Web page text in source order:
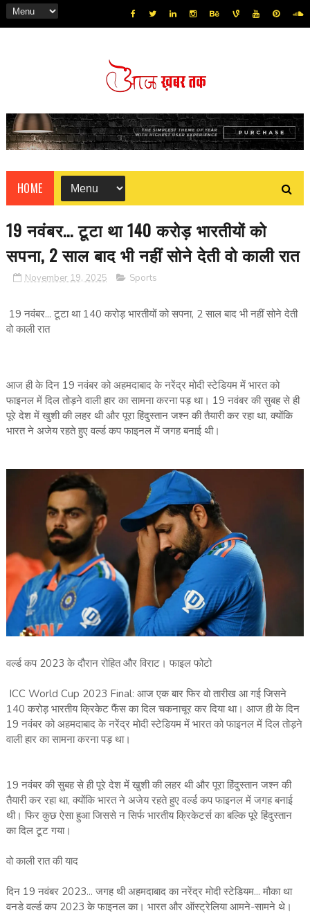
HOME
19 नवंबर... टूटा था 140 करोड़ भारतीयों को
सपना, 2 साल बाद भी नहीं सोने देती वो काली रात
November 19, 2025 Sports
19 नवंबर... टूटा था 140 करोड़ भारतीयों को सपना, 2 साल बाद भी नहीं सोने देती
वो काली रात
आज ही के दिन 19 नवंबर को अहमदाबाद के नरेंद्र मोदी स्टेडियम में भारत को
फाइनल में दिल तोड़ने वाली हार का सामना करना पड़ था। 19 नवंबर की सुबह से ही
पूरे देश में खुशी की लहर थी और पूरा हिंदुस्तान जश्न की तैयारी कर रहा था, क्योंकि
भारत ने अजेय रहते हुए वर्ल्ड कप फाइनल में जगह बनाई थी।
वर्ल्ड कप 2023 के दौरान रोहित और विराट। फाइल फोटो
ICC World Cup 2023 Final: आज एक बार फिर वो तारीख आ गई जिसने
140 करोड़ भारतीय क्रिकेट फैंस का दिल चकनाचूर कर दिया था। आज ही के दिन
19 नवंबर को अहमदाबाद के नरेंद्र मोदी स्टेडियम में भारत को फाइनल में दिल तोड़ने
वाली हार का सामना करना पड़ था।
19 नवंबर की सुबह से ही पूरे देश में खुशी की लहर थी और पूरा हिंदुस्तान जश्न की
तैयारी कर रहा था, क्योंकि भारत ने अजेय रहते हुए वर्ल्ड कप फाइनल में जगह बनाई
थी। फिर कुछ ऐसा हुआ जिससे न सिर्फ भारतीय क्रिकेटर्स का बल्कि पूरे हिंदुस्तान
का दिल टूट गया।
वो काली रात की याद
दिन 19 नवंबर 2023... जगह थी अहमदाबाद का नरेंद्र मोदी स्टेडियम... मौका था
वनडे वर्ल्ड कप 2023 के फाइनल का। भारत और ऑस्ट्रेलिया आमने-सामने थे।